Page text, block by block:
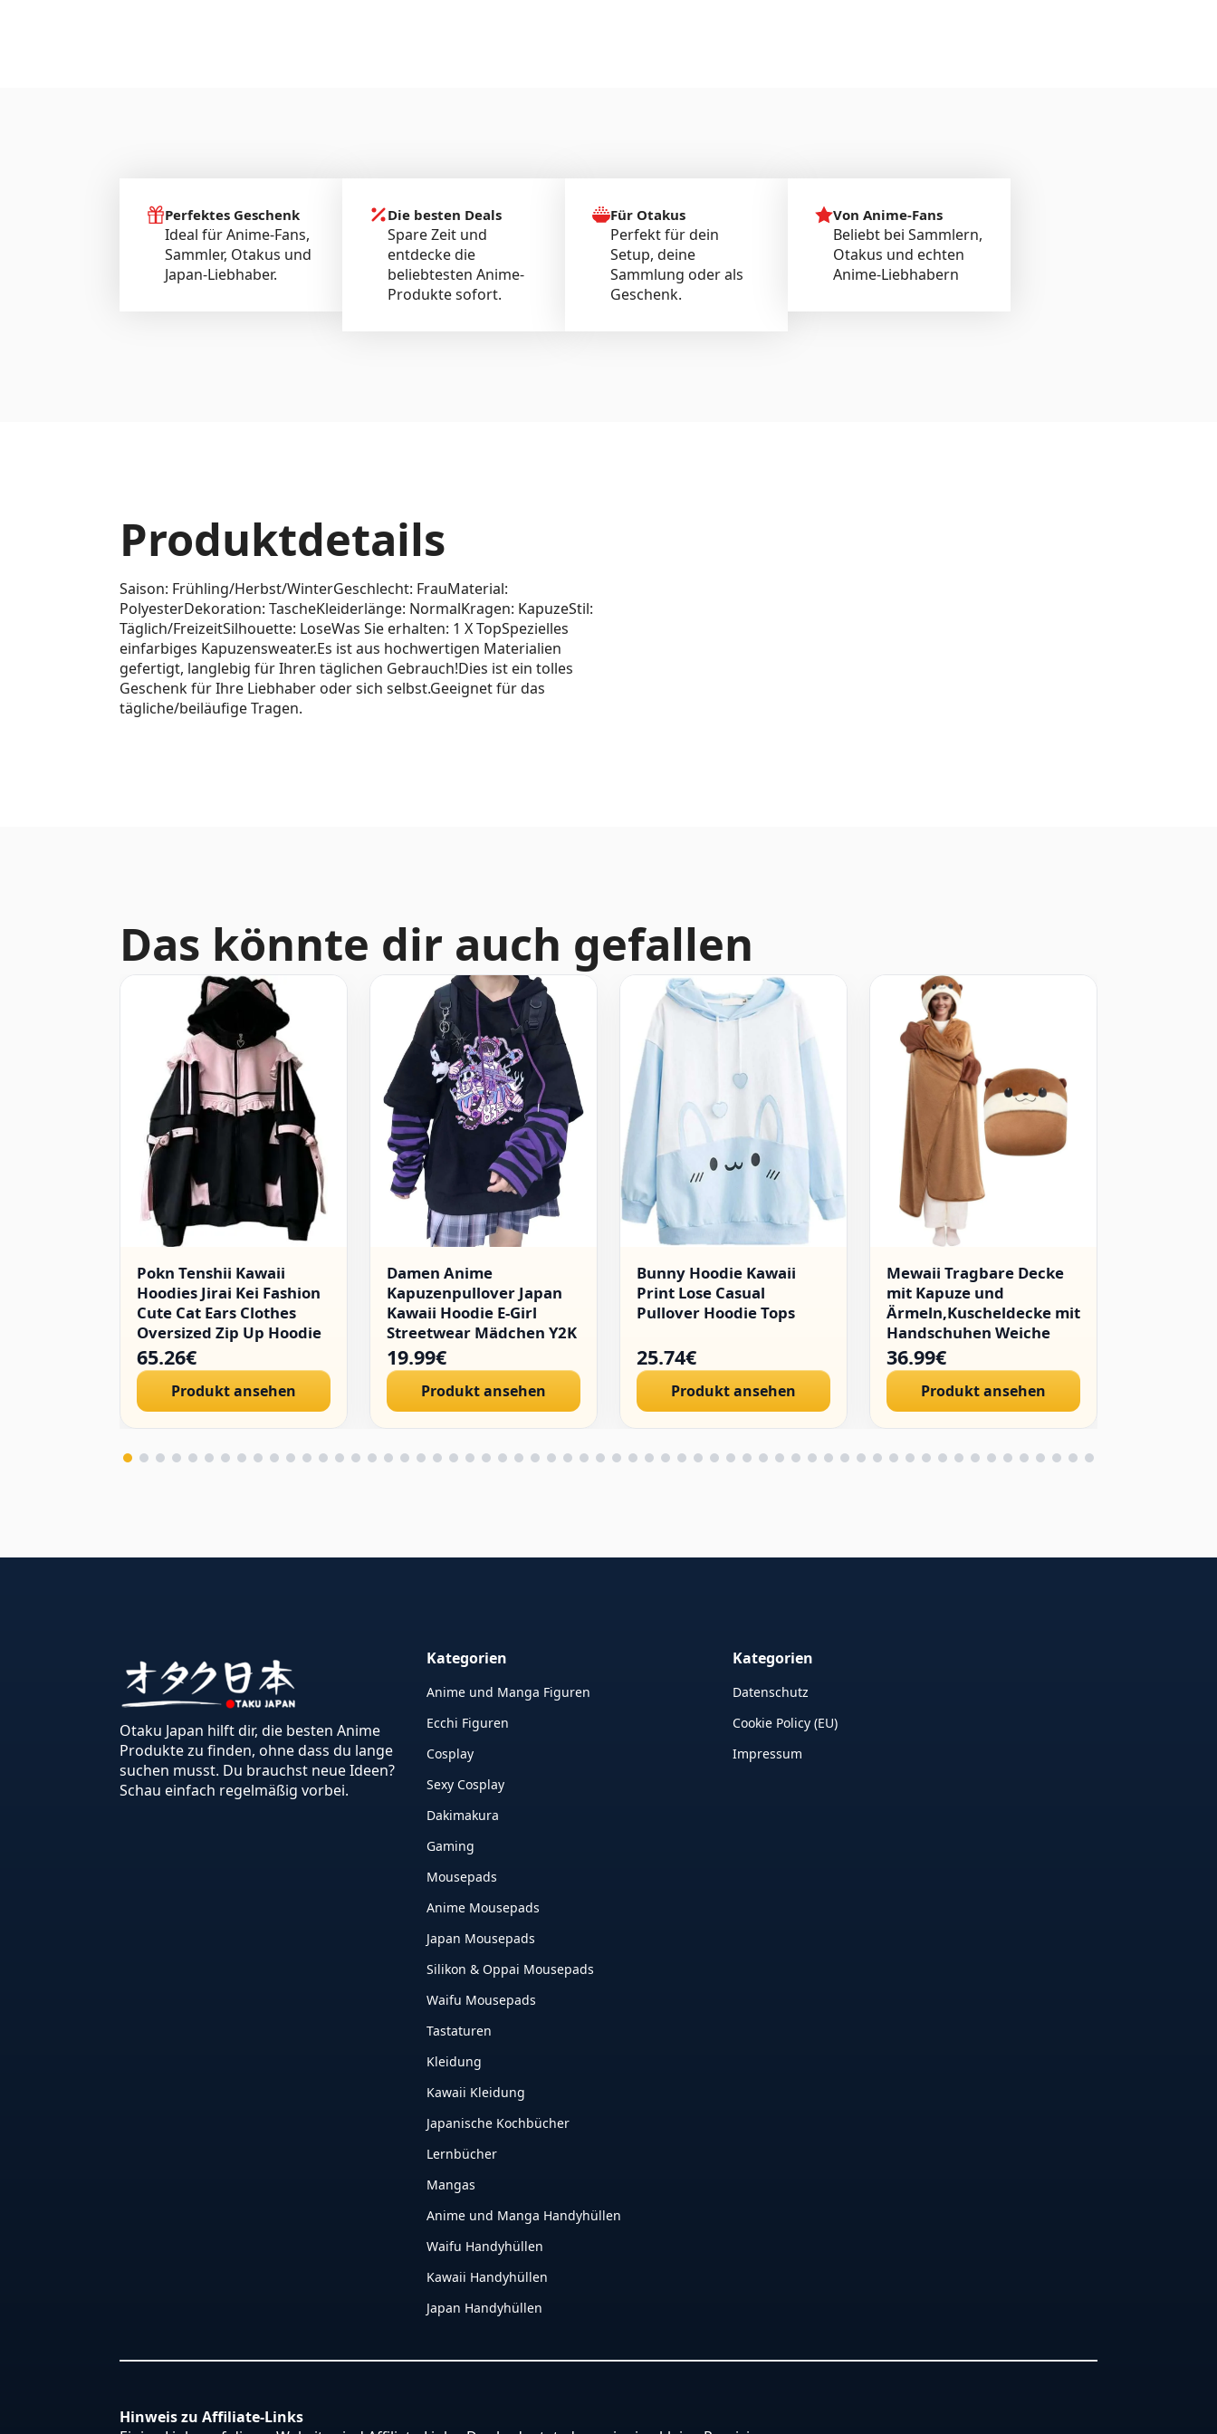
Perfektes Geschenk
Ideal für Anime-Fans,
Sammler, Otakus und
Japan-Liebhaber.
Die besten Deals
Spare Zeit und
entdecke die
beliebtesten Anime-
Produkte sofort.
Für Otakus
Perfekt für dein
Setup, deine
Sammlung oder als
Geschenk.
Von Anime-Fans
Beliebt bei Sammlern,
Otakus und echten
Anime-Liebhabern
Produktdetails
Saison: Frühling/Herbst/WinterGeschlecht: FrauMaterial:
PolyesterDekoration: TascheKleiderlänge: NormalKragen: KapuzeStil:
Täglich/FreizeitSilhouette: LoseWas Sie erhalten: 1 X TopSpezielles
einfarbiges Kapuzensweater.Es ist aus hochwertigen Materialien
gefertigt, langlebig für Ihren täglichen Gebrauch!Dies ist ein tolles
Geschenk für Ihre Liebhaber oder sich selbst.Geeignet für das
tägliche/beiläufige Tragen.
Das könnte dir auch gefallen
Pokn Tenshii Kawaii
Hoodies Jirai Kei Fashion
Cute Cat Ears Clothes
Oversized Zip Up Hoodie
Gothic Top
65.26€
Produkt ansehen
Damen Anime
Kapuzenpullover Japan
Kawaii Hoodie E-Girl
Streetwear Mädchen Y2K
Gothic Sweatshirt
Pullover
19.99€
Produkt ansehen
Bunny Hoodie Kawaii
Print Lose Casual
Pullover Hoodie Tops
25.74€
Produkt ansehen
Mewaii Tragbare Decke
mit Kapuze und
Ärmeln,Kuscheldecke mit
Handschuhen Weiche
Flanell Sherpa Decke für
Damen und Herren Ideal
für Zuhause Reisen und
Tierliebhaber
36.99€
Produkt ansehen
Otaku Japan hilft dir, die besten Anime
Produkte zu finden, ohne dass du lange
suchen musst. Du brauchst neue Ideen?
Schau einfach regelmäßig vorbei.
Kategorien
Anime und Manga Figuren
Ecchi Figuren
Cosplay
Sexy Cosplay
Dakimakura
Gaming
Mousepads
Anime Mousepads
Japan Mousepads
Silikon & Oppai Mousepads
Waifu Mousepads
Tastaturen
Kleidung
Kawaii Kleidung
Japanische Kochbücher
Lernbücher
Mangas
Anime und Manga Handyhüllen
Waifu Handyhüllen
Kawaii Handyhüllen
Japan Handyhüllen
Kategorien
Datenschutz
Cookie Policy (EU)
Impressum
Hinweis zu Affiliate-Links